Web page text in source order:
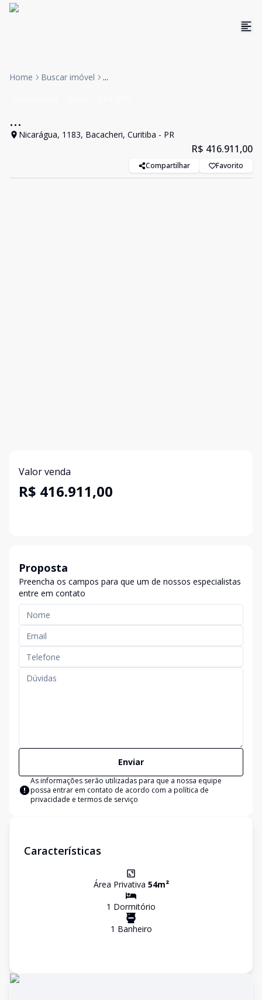
Home Buscar imóvel ...
...
Nicarágua, 1183, Bacacheri, Curitiba - PR
R$ 416.911,00
Compartilhar Favorito
Valor venda
R$ 416.911,00
Proposta
Preencha os campos para que um de nossos especialistas
entre em contato
Enviar
As informações serão utilizadas para que a nossa equipe
possa entrar em contato de acordo com a política de
privacidade e termos de serviço
Características
Área Privativa 54m²
1 Dormitório
1 Banheiro